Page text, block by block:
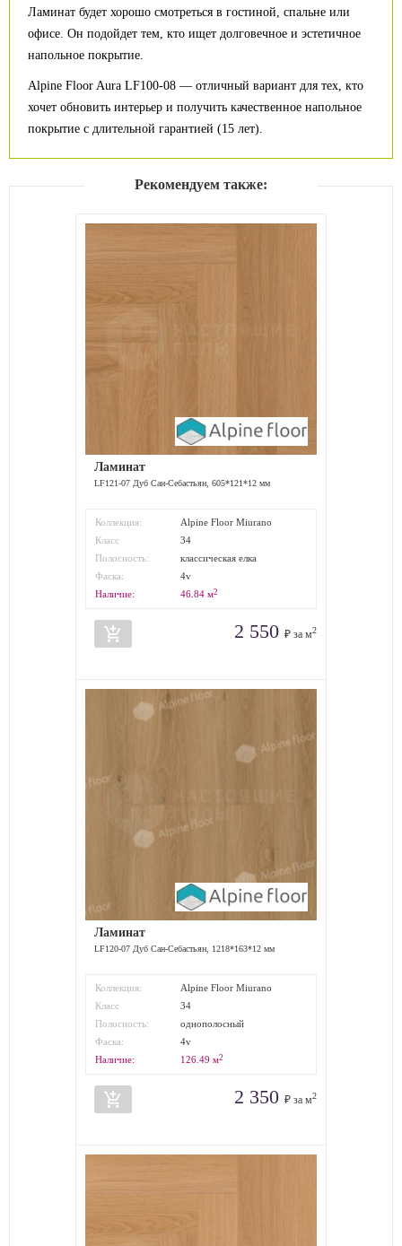
Ламинат будет хорошо смотреться в гостиной, спальне или
офисе. Он подойдет тем, кто ищет долговечное и эстетичное
напольное покрытие.
Alpine Floor Aura LF100-08 — отличный вариант для тех, кто
хочет обновить интерьер и получить качественное напольное
покрытие с длительной гарантией (15 лет).
Рекомендуем также:
Ламинат
LF121-07 Дуб Сан-Себастьян, 605*121*12 мм
Коллекция:
Alpine Floor Miurano
Herringbone
Класс
износостойкости:
34
Полосность:
классическая елка
Фаска:
4v
Наличие:
46.84 м2
add_shopping_cart 2 550 ₽ за м2
Ламинат
LF120-07 Дуб Сан-Себастьян, 1218*163*12 мм
Коллекция:
Alpine Floor Miurano
Класс
износостойкости:
34
Полосность:
однополосный
Фаска:
4v
Наличие:
126.49 м2
add_shopping_cart 2 350 ₽ за м2